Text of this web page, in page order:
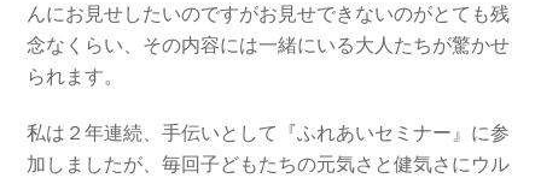
んにお見せしたいのですがお見せできないのがとても残
念なくらい、その内容には一緒にいる大人たちが驚かせ
られます。
私は２年連続、手伝いとして『ふれあいセミナー』に参
加しましたが、毎回子どもたちの元気さと健気さにウル